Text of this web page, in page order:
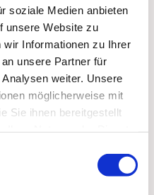
soziale Medien anbieten
unsere Website zu
wir Informationen zu Ihrer
unsere Partner für
weiter. Unsere
möglicherweise mit
Sie ihnen bereitgestellt